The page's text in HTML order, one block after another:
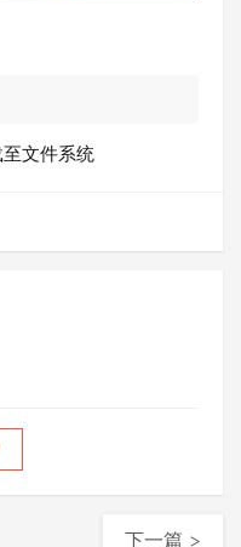
文件系统
下一篇 >